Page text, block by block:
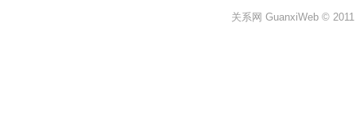
关系网 GuanxiWeb ©